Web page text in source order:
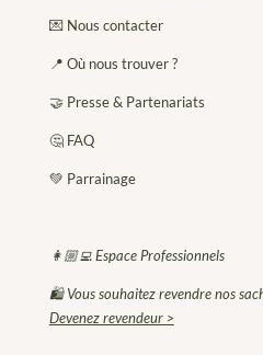
💌 Nous contacter
📍 Où nous trouver ?
🤝 Presse & Partenariats
🤔 FAQ
💚 Parrainage
👩🏼‍💻 Espace Professionnels
🛍 Vous souhaitez revendre nos
Devenez revendeur >